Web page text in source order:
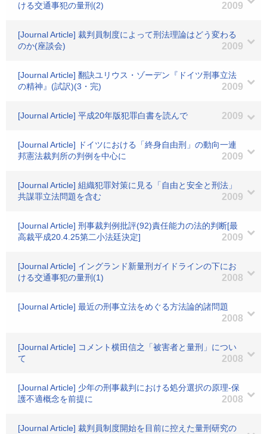
ける交通事犯の量刑(2)
2009
[Journal Article] 裁判員制度によって刑法理論はどう変わる
のか(座談会)
2009
[Journal Article] 翻訣ユリウス・ゾーデン『ドイツ刑事立法
の精神』(試訳)(3・完)
2009
[Journal Article] 平成20年版犯罪白書を読んで 2009
[Journal Article] ドイツにおける「終身自由刑」の動向一連
邦憲法裁判所の判例を中心に
2009
[Journal Article] 組織犯罪対策に見る「自由と安全と刑法」
共謀罪立法問題を含む
2009
[Journal Article] 刑事裁判例批評(92)責任能力の法的判断[最
高裁平成20.4.25第二小法廷決定]
2009
[Journal Article] イングランド新量刑ガイドラインの下にお
ける交通事犯の量刑(1)
2008
[Journal Article] 最近の刑事立法をめぐる方法論的諸問題
2008
[Journal Article] コメント横田信之「被害者と量刑」につい
て
2008
[Journal Article] 少年の刑事裁判における処分選択の原理-保
護不適概念を前提に
2008
[Journal Article] 裁判員制度開始を目前に控えた量刑研究の